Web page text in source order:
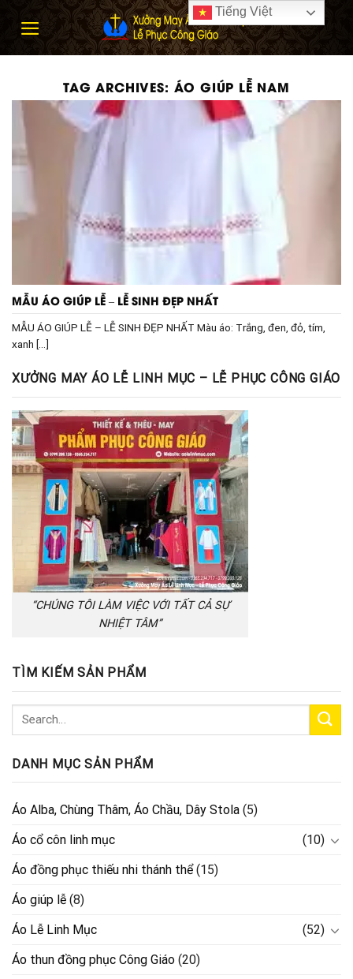
TAG ARCHIVES: ÁO GIÚP LỄ NAM
MẪU ÁO GIÚP LỄ – LỄ SINH ĐẸP NHẤT
MẪU ÁO GIÚP LỄ – LỄ SINH ĐẸP NHẤT Màu áo: Trắng, đen, đỏ, tím,
xanh [...]
XƯỞNG MAY ÁO LỄ LINH MỤC – LỄ PHỤC CÔNG GIÁO
“CHÚNG TÔI LÀM VIỆC VỚI TẤT CẢ SỰ
NHIỆT TÂM”
TÌM KIẾM SẢN PHẨM
DANH MỤC SẢN PHẨM
Áo Alba, Chùng Thâm, Áo Chầu, Dây Stola (5)
Áo cổ côn linh mục
(10)
Áo đồng phục thiếu nhi thánh thể(15)
Áo giúp lễ (8)
Áo Lễ Linh Mục
(52)
Áo thun đồng phục Công Giáo (20)
Tiếng Việt